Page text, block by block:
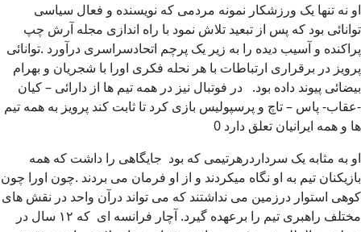
او نه تنها یک ورزشکار نمونه مردمی که نویسنده و فعال سیاسی
توانائی بود که پس از تبعید تلاش نمود با راه اندازی مجله آرش چپ
پراکنده و آسیب دیده را به زیر یک پرچم اتحادسراسری درآورد .توانائی
پرویز در برقراری ارتباطات با هر نحله فکری اورا با شجریان و بهرام
بیضائی پیوند داده بود. در فوتبال نیز در همه تیم ها از دارائی – کیان
-عقاب- پاس – تاچ و پرسپولیس بازی کرد تا ثابت کند پرویز به همه تیم
ها و همه ایرانیان تعلق دارد 0
او به مثابه یک سرداردرهرتیمی که بود جایگاهی را داشت که همه
بازیکنان تیم به او نگاه میکردند و از او فرمان می بردند .چون اورا چون
کوهی استوار درزمین می نداشتند که می تواند درآن واحد در نقش های
مختلف راهبری تیم را برعهده گیرد. آچار فرانسه ای که ۱۲ سال در